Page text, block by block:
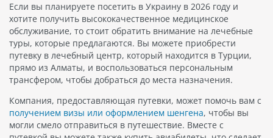
Если вы планируете посетить в Украину в 2026 году и
хотите получить высококачественное медицинское
обслуживание, то стоит обратить внимание на лечебные
туры, которые предлагаются. Вы можете приобрести
путевку в лечебный центр, который находится в Турции,
прямо из Алматы, и воспользоваться персональным
трансфером, чтобы добраться до места назначения.
Компания, предоставляющая путевки, может помочь вам с
получением визы или оформлением шенгена, чтобы вы
могли смело отправиться в путешествие. Вместе с